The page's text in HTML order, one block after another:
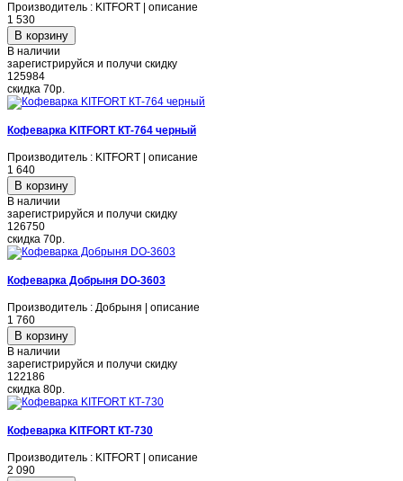
Производитель : KITFORT | описание
1 530
В наличии
зарегистрируйся и получи скидку
125984
скидка 70р.
Кофеварка KITFORT КТ-764 черный
Производитель : KITFORT | описание
1 640
В наличии
зарегистрируйся и получи скидку
126750
скидка 70р.
Кофеварка Добрыня DO-3603
Производитель : Добрыня | описание
1 760
В наличии
зарегистрируйся и получи скидку
122186
скидка 80р.
Кофеварка KITFORT КТ-730
Производитель : KITFORT | описание
2 090